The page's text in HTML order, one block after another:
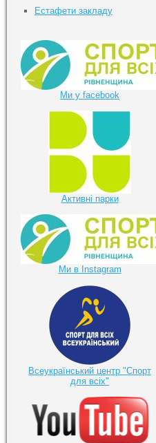
Естафети закладу
Ми у facebook
Активні парки
Ми в Instagram
Всеукраїнський центр "Спорт
для всіх"